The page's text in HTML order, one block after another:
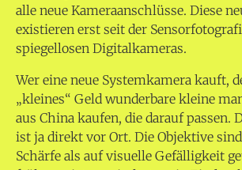
alle neue Kameraanschlüsse. Diese
existieren erst seit der
spiegellosen Digitalkameras.
Wer eine neue Systemkamera kauft,
„kleines“ Geld wunderbare kleine
aus China kaufen, die darauf passen.
ist ja direkt vor Ort. Die Objektive
Schärfe als auf visuelle Gefälligkeit